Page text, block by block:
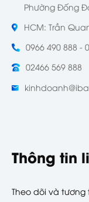
Phường Đống
HCM: Trần
0966 490 888 -
02466 569 888
Thông tin
Theo dõi và